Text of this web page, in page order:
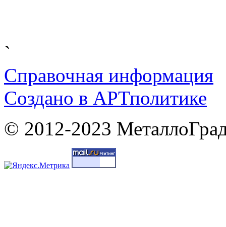
`
Справочная информация
Cоздано в АРТполитике
© 2012-2023